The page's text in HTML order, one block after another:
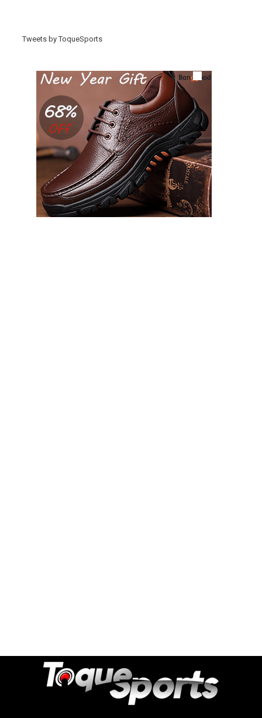
Tweets by ToqueSports